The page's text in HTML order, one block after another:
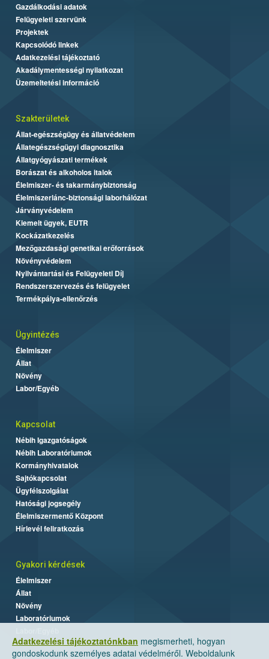
Adatkezelési tájékoztatónkban megismerheti, hogyan
gondoskodunk személyes adatai védelméről. Weboldalunk
Gazdálkodási adatok
Felügyeleti szervünk
Projektek
Kapcsolódó linkek
Adatkezelési tájékoztató
Akadálymentességi nyilatkozat
Üzemeltetési információ
Szakterületek
Állat-egészségügy és állatvédelem
Állategészségügyi diagnosztika
Állatgyógyászati termékek
Borászat és alkoholos italok
Élelmiszer- és takarmánybiztonság
Élelmiszerlánc-biztonsági laborhálózat
Járványvédelem
Kiemelt ügyek, EUTR
Kockázatkezelés
Mezőgazdasági genetikai erőforrások
Növényvédelem
Nyilvántartási és Felügyeleti Díj
Rendszerszervezés és felügyelet
Termékpálya-ellenőrzés
Ügyintézés
Élelmiszer
Állat
Növény
Labor/Egyéb
Kapcsolat
Nébih Igazgatóságok
Nébih Laboratóriumok
Kormányhivatalok
Sajtókapcsolat
Ügyfélszolgálat
Hatósági jogsegély
Élelmiszermentő Központ
Hírlevél feliratkozás
Gyakori kérdések
Élelmiszer
Állat
Növény
Laboratóriumok